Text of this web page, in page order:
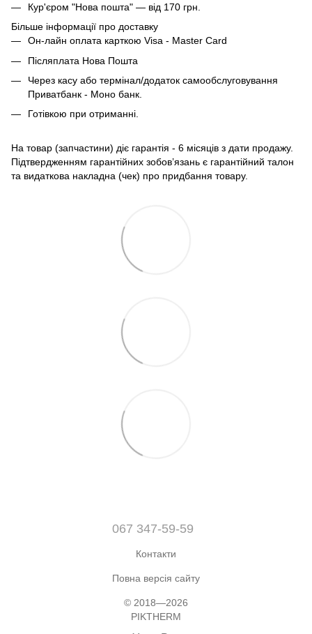
Кур'єром "Нова пошта" — від 170 грн.
Більше інформації про доставку
Он-лайн оплата карткою Visa - Master Card
Післяплата Нова Пошта
Через касу або термінал/додаток самообслуговування
Приватбанк - Моно банк.
Готівкою при отриманні.
На товар (запчастини) діє гарантія - 6 місяців з дати продажу.
Підтвердженням гарантійних зобов’язань є гарантійний талон
та видаткова накладна (чек) про придбання товару.
067 347-59-59
Контакти
Повна версія сайту
© 2018—2026
PIKTHERM